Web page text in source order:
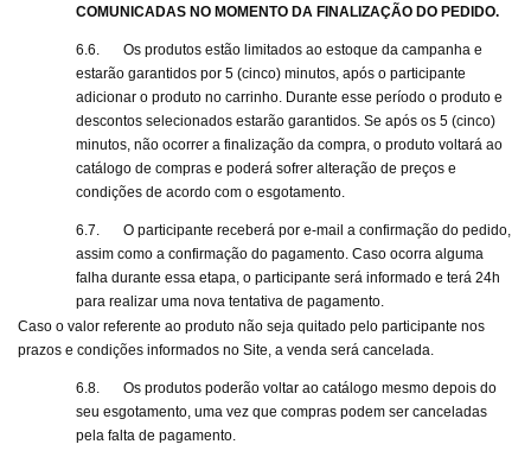
COMUNICADAS NO MOMENTO DA FINALIZAÇÃO DO PEDIDO.
6.6.
Os produtos estão limitados ao estoque da campanha e
estarão garantidos por 5 (cinco) minutos, após o participante
adicionar o produto no carrinho. Durante esse período o produto e
descontos selecionados estarão garantidos. Se após os 5 (cinco)
minutos, não ocorrer a finalização da compra, o produto voltará ao
catálogo de compras e poderá sofrer alteração de preços e
condições de acordo com o esgotamento.
6.7.
O participante receberá por e-mail a confirmação do pedido,
assim como a confirmação do pagamento. Caso ocorra alguma
falha durante essa etapa, o participante será informado e terá 24h
para realizar uma nova tentativa de pagamento.
Caso o valor referente ao produto não seja quitado pelo participante nos
prazos e condições informados no Site, a venda será cancelada.
6.8.
Os produtos poderão voltar ao catálogo mesmo depois do
seu esgotamento, uma vez que compras podem ser canceladas
pela falta de pagamento.